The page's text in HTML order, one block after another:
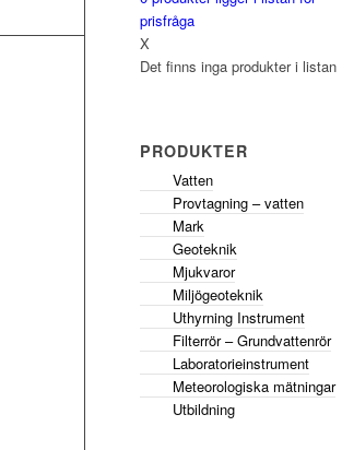
prisfråga
X
Det finns inga produkter i listan
PRODUKTER
Vatten
Provtagning – vatten
Mark
Geoteknik
Mjukvaror
Miljögeoteknik
Uthyrning Instrument
Filterrör – Grundvattenrör
Laboratorieinstrument
Meteorologiska mätningar
Utbildning